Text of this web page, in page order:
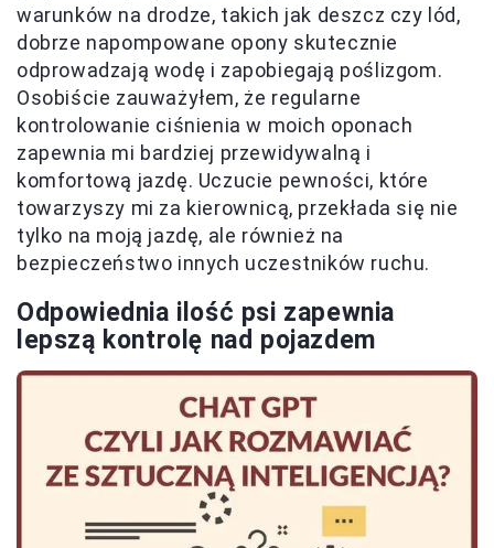
warunków na drodze, takich jak deszcz czy lód,
dobrze napompowane opony skutecznie
odprowadzają wodę i zapobiegają poślizgom.
Osobiście zauważyłem, że regularne
kontrolowanie ciśnienia w moich oponach
zapewnia mi bardziej przewidywalną i
komfortową jazdę. Uczucie pewności, które
towarzyszy mi za kierownicą, przekłada się nie
tylko na moją jazdę, ale również na
bezpieczeństwo innych uczestników ruchu.
Odpowiednia ilość psi zapewnia
lepszą kontrolę nad pojazdem